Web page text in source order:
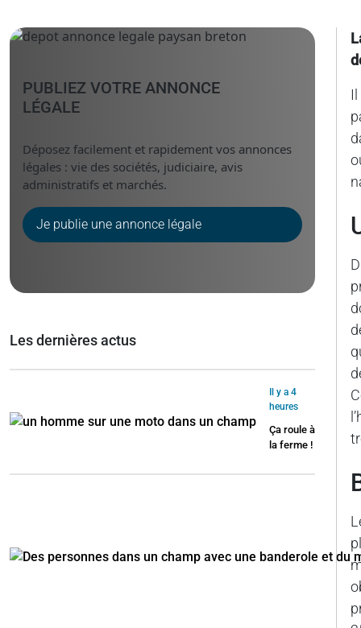
Il
PUBLIEZ VOTRE ANNONCE
LÉGALE
Déposez facilement et rapidement vos annonces
légales : vie des sociétés, judiciaire, avis
administratifs et marchés.
Je publie une annonce légale
Les dernières actus
Il y a 4
heures
Ça roule à
la ferme !